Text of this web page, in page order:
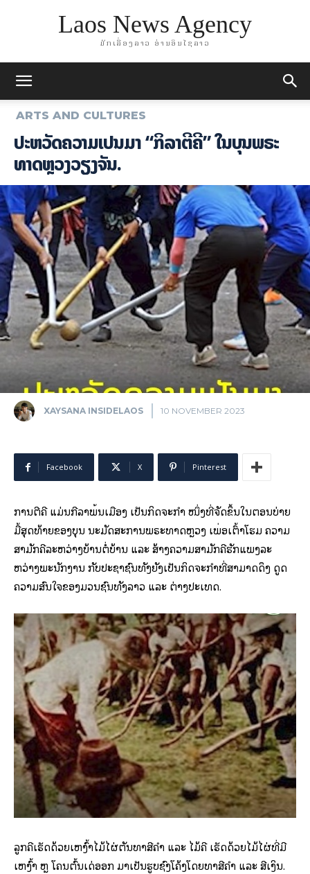
Laos News Agency
ມັກເລື່ອງລາວ ອ່ານອິນໄຊລາວ
ARTS AND CULTURES
ປະຫວັດຄວາມເປັນມາ “ກິລາຕີຄີ” ໃນບຸນພຣະ
ທາດຫຼວງວຽງຈັນ.
XAYSANA INSIDELAOS 10 NOVEMBER 2023
Facebook X Pinterest
ການຕີຄີ ແມ່ນກີລາພື້ນເມືອງ ເປັນກິດຈະກຳ ໜຶ່ງທີ່ຈັດຂຶ້ນໃນຕອນບ່າຍ
ມື້ສຸດທ້າຍຂອງບຸນ ນະມັດສະການພຣະທາດຫຼວງ ເພື່ອເຕົ້າໂຮມ ຄວາມ
ສາມັກຄີລະຫວ່າງບ້ານຕໍ່ບ້ານ ແລະ ສ້າງຄວາມສາມັກຄີຮັກແພງລະ
ຫວ່າງພະນັກງານ ກັບປະຊາຊົນທັງຍັງເປັນກິດຈະກຳທີ່ສາມາດດຶງ ດູດ
ຄວາມສົນໃຈຂອງມວນຊົນທັງລາວ ແລະ ຕ່າງປະເທດ.
ລູກຄີເຮັດດ້ວຍເຫງົ້າໄມ້ໄຜ່ຕັນທາສີຄຳ ແລະ ໄມ້ຄີ ເຮັດດ້ວຍໄມ້ໄຜ່ທີ່ມີ
ເຫງົ້າ ຫຼື ໂຄນຕົ້ນເດ່ອອກ ມາເປັນຮູບຊົງໂຄ້ງໂດຍທາສີຄຳ ແລະ ສີເງິນ.